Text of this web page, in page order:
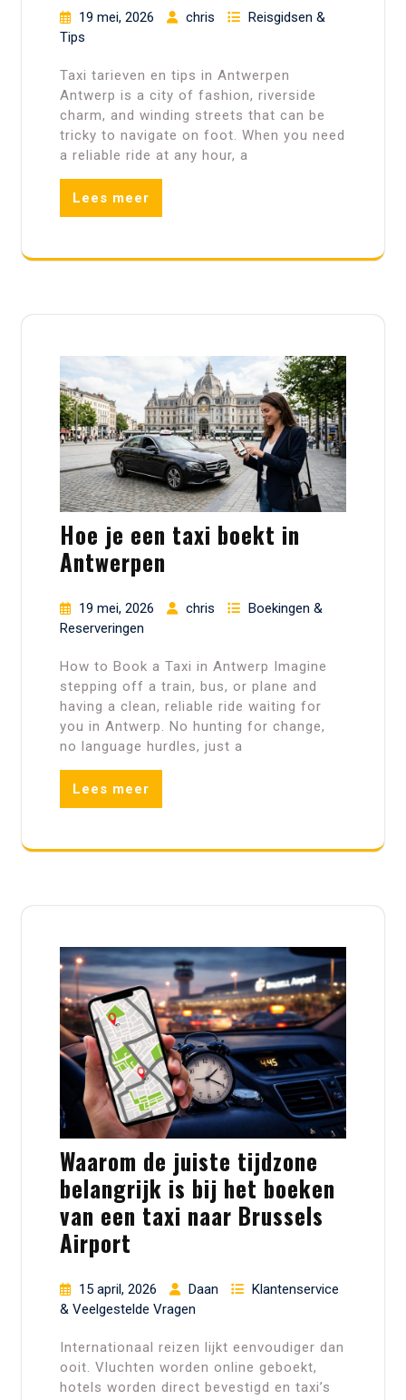
19 mei, 2026 chris
Reisgidsen &
Tips
Taxi tarieven en tips in Antwerpen
Antwerp is a city of fashion, riverside
charm, and winding streets that can be
tricky to navigate on foot. When you need
a reliable ride at any hour, a
Lees meer
Hoe je een taxi boekt in
Antwerpen
19 mei, 2026 chris
Boekingen &
Reserveringen
How to Book a Taxi in Antwerp Imagine
stepping off a train, bus, or plane and
having a clean, reliable ride waiting for
you in Antwerp. No hunting for change,
no language hurdles, just a
Lees meer
Waarom de juiste tijdzone
belangrijk is bij het boeken
van een taxi naar Brussels
Airport
15 april, 2026 Daan
Klantenservice
& Veelgestelde Vragen
Internationaal reizen lijkt eenvoudiger dan
ooit. Vluchten worden online geboekt,
hotels worden direct bevestigd en taxi’s